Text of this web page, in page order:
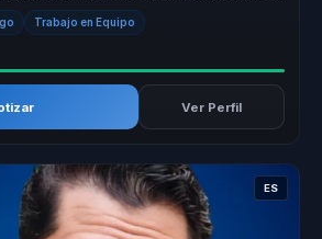
Trabajo en Equipo
Ver Perfil
ES